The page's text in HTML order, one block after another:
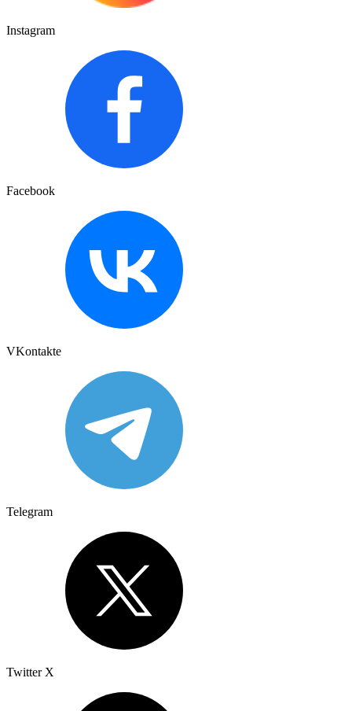
Instagram
Facebook
VKontakte
Telegram
Twitter X